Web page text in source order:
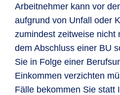
Arbeitnehmer kann vor
aufgrund von Unfall oder
zumindest zeitweise nicht
dem Abschluss einer BU
Sie in Folge einer
Einkommen verzichten
Fälle bekommen Sie statt